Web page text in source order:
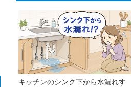
キッチンのシンク下から水漏れす